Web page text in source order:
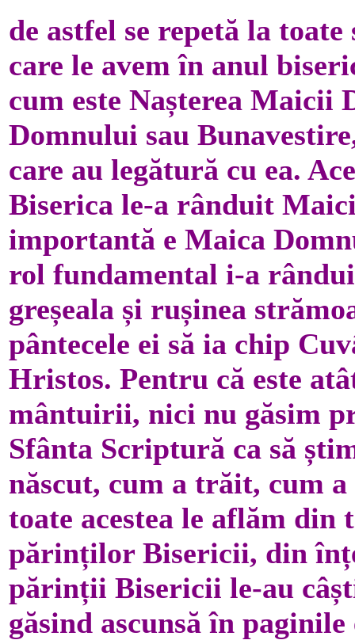
de astfel se repetă la
care le avem în anul
cum este Nașterea
Domnului sau
care au legătură cu ea.
Biserica le-a rânduit
importantă e Maica
rol fundamental i-a
greșeala și rușinea
pântecele ei să ia chip
Hristos. Pentru că este
mântuirii, nici nu găsim
Sfânta Scriptură ca să
născut, cum a trăit, cum a
toate acestea le aflăm
părinților Bisericii, din
părinții Bisericii le-au
găsind ascunsă în